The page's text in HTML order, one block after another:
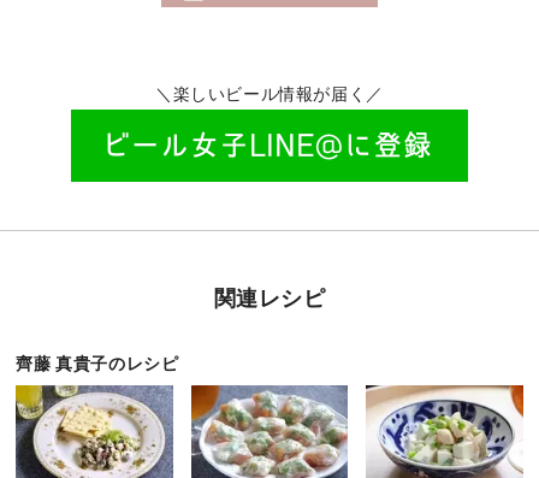
＼楽しいビール情報が届く／
関連レシピ
齊藤 真貴子のレシピ